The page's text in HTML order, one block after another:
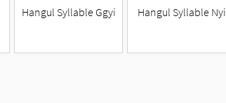
Hangul Syllable Ggyi Hangul Syllable Nyi